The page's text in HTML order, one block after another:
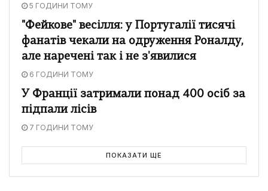
5 ГОДИНИ ТОМУ
"Фейкове" весілля: у Португалії тисячі
фанатів чекали на одруження Роналду,
але наречені так і не з'явилися
6 ГОДИНИ ТОМУ
У Франції затримали понад 400 осіб за
підпали лісів
7 ГОДИНИ ТОМУ
ПОКАЗАТИ ЩЕ